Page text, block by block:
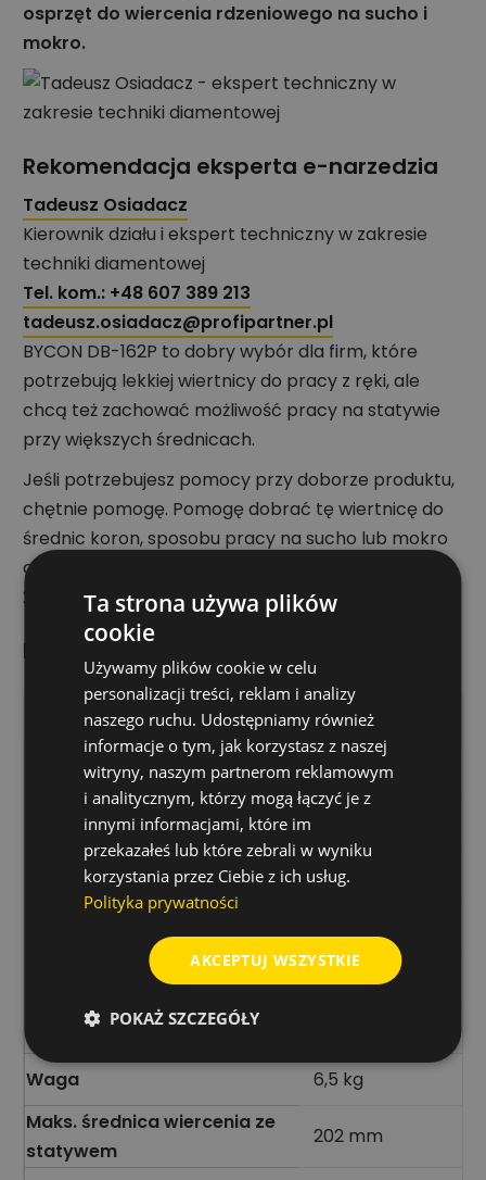
osprzęt do wiercenia rdzeniowego na sucho i
mokro.
Rekomendacja eksperta e-narzedzia
Tadeusz Osiadacz
Kierownik działu i ekspert techniczny w zakresie
techniki diamentowej
Tel. kom.: +48 607 389 213
tadeusz.osiadacz@profipartner.pl
BYCON DB-162P to dobry wybór dla firm, które
potrzebują lekkiej wiertnicy do pracy z ręki, ale
chcą też zachować możliwość pracy na statywie
przy większych średnicach.
Jeśli potrzebujesz pomocy przy doborze produktu,
chętnie pomogę. Pomogę dobrać tę wiertnicę do
średnic koron, sposobu pracy na sucho lub mokro
oraz do odpowiedniego statywu DSP-162 lub DSP-
252.
Dane techniczne
Parametr Wartość
DB-162P
Numer artykułu
2200 W
10 A / 15 A
Częstotliwość
Waga
6,5 kg
Maks. średnica wiercenia ze
statywem
202 mm
Ta strona używa plików
cookie
Używamy plików cookie w celu
personalizacji treści, reklam i analizy
naszego ruchu. Udostępniamy również
informacje o tym, jak korzystasz z naszej
witryny, naszym partnerom reklamowym
i analitycznym, którzy mogą łączyć je z
innymi informacjami, które im
przekazałeś lub które zebrali w wyniku
korzystania przez Ciebie z ich usług.
Polityka prywatności
AKCEPTUJ WSZYSTKIE
POKAŻ SZCZEGÓŁY